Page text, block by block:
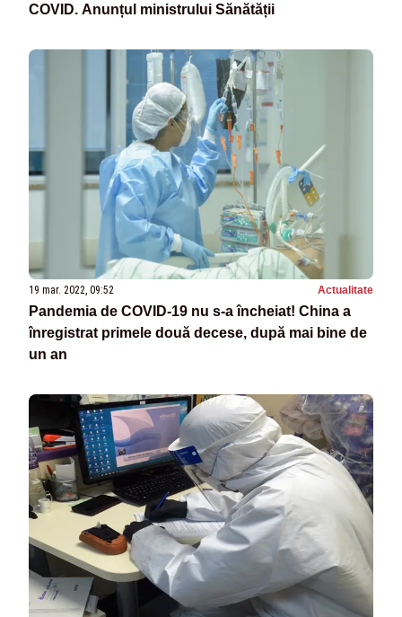
COVID. Anunțul ministrului Sănătății
19 mar. 2022, 09:52 Actualitate
Pandemia de COVID-19 nu s-a încheiat! China a
înregistrat primele două decese, după mai bine de
un an